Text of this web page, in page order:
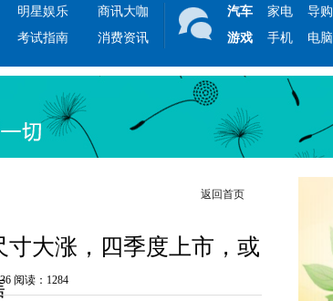
明星娱乐
商讯大咖
考试指南 消费资讯
汽车 家电 导购
游戏
手机 电脑
返回首页
大涨，四季度上市，或
阅读：1284